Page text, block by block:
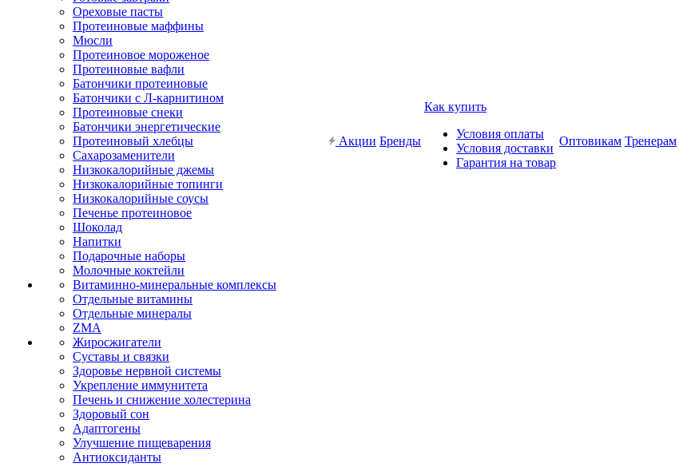
Ореховые пасты
Протеиновые маффины
Мюсли
Протеиновое мороженое
Протеиновые вафли
Батончики протеиновые
Батончики с Л-карнитином
Протеиновые снеки
Батончики энергетические
Протеиновый хлебцы
Сахарозаменители
Низкокалорийные джемы
Низкокалорийные топинги
Низкокалорийные соусы
Печенье протеиновое
Шоколад
Напитки
Подарочные наборы
Молочные коктейли
Витаминно-минеральные комплексы
Отдельные витамины
Отдельные минералы
ZMA
Жиросжигатели
Суставы и связки
Здоровье нервной системы
Укрепление иммунитета
Печень и снижение холестерина
Здоровый сон
Адаптогены
Улучшение пищеварения
Антиоксиданты
Акции Бренды
Как купить
Условия оплаты
Условия доставки
Гарантия на товар
Оптовикам Тренерам